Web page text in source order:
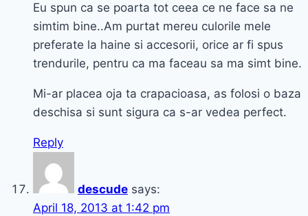
Eu spun ca se poarta tot ceea ce ne face sa ne
simtim bine..Am purtat mereu culorile mele
preferate la haine si accesorii, orice ar fi spus
trendurile, pentru ca ma faceau sa ma simt bine.
Mi-ar placea oja ta crapacioasa, as folosi o baza
deschisa si sunt sigura ca s-ar vedea perfect.
Reply
descude says:
April 18, 2013 at 1:42 pm